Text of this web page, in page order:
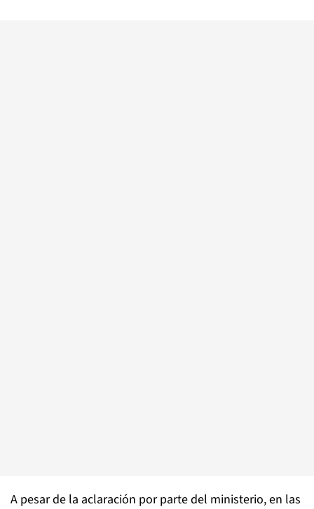
A pesar de la aclaración por parte del ministerio, en las